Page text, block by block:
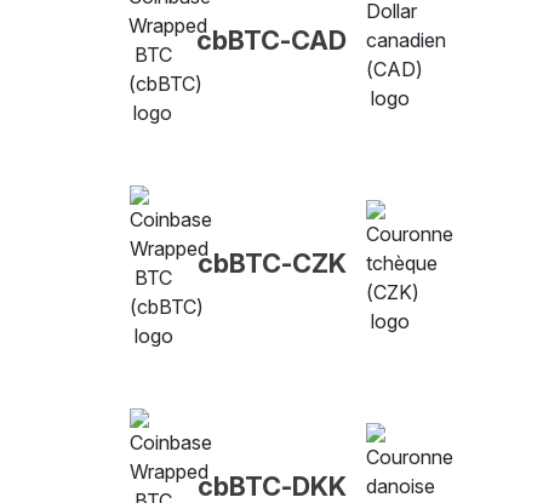
cbBTC-CAD
cbBTC-CZK
cbBTC-DKK